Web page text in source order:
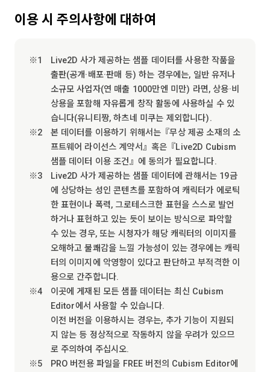
이용 시 주의사항에 대하여
Live2D 사가 제공하는 샘플 데이터를 사용한 작품을
출판(공개·배포·판매 등) 하는 경우에는, 일반 유저나
소규모 사업자(연 매출 1000만엔 미만) 라면, 상용·비
상용을 포함해 자유롭게 창작 활동에 사용하실 수 있
습니다(유니티짱, 하츠네 미쿠는 제외합니다).
본 데이터를 이용하기 위해서는『무상 제공 소재의 소
프트웨어 라이선스 계약서』혹은『Live2D Cubism
샘플 데이터 이용 조건』에 동의가 필요합니다.
Live2D 사가 제공하는 샘플 데이터에 관해서는 19금
에 상당하는 성인 콘텐츠를 포함하여 캐릭터가 에로틱
한 표현이나 폭력, 그로테스크한 표현을 스스로 발언
하거나 표현하고 있는 듯이 보이는 방식으로 파악할
수 있는 경우, 또는 시청자가 해당 캐릭터의 이미지를
오해하고 불쾌감을 느낄 가능성이 있는 경우에는 캐릭
터의 이미지에 악영향이 있다고 판단하고 부적격한 이
용으로 간주합니다.
이곳에 게재된 모든 샘플 데이터는 최신 Cubism
Editor에서 사용할 수 있습니다.
이전 버전을 이용하시는 경우는, 추가 기능이 지원되
지 않는 등 정상적으로 작동하지 않을 우려가 있으므
로 주의하여 주십시오.
PRO 버전용 파일을 FREE 버전의 Cubism Editor에